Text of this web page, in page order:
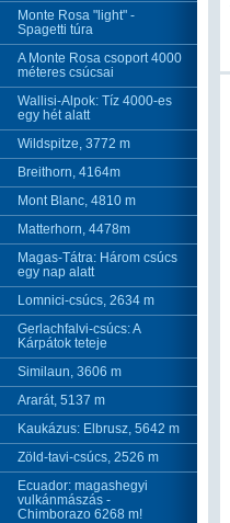
Monte Rosa "light" -
Spagetti túra
A Monte Rosa csoport 4000
méteres csúcsai
Wallisi-Alpok: Tíz 4000-es
egy hét alatt
Wildspitze, 3772 m
Breithorn, 4164m
Mont Blanc, 4810 m
Matterhorn, 4478m
Magas-Tátra: Három csúcs
egy nap alatt
Lomnici-csúcs, 2634 m
Gerlachfalvi-csúcs: A
Kárpátok teteje
Similaun, 3606 m
Ararát, 5137 m
Kaukázus: Elbrusz, 5642 m
Zöld-tavi-csúcs, 2526 m
Ecuador: magashegyi
vulkánmászás -
Chimborazo 6268 m!